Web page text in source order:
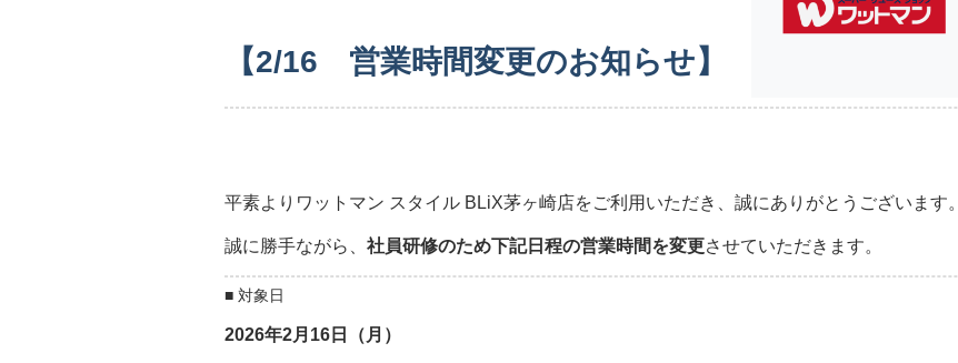
【2/16 営業時間変更のお知らせ】
平素よりワットマン スタイル BLiX茅ヶ崎店をご利用いただき、誠にありがとうございます。
誠に勝手ながら、 社員研修のため下記日程の営業時間を変更させていただきます。
■ 対象日
2026年2月16日（月）